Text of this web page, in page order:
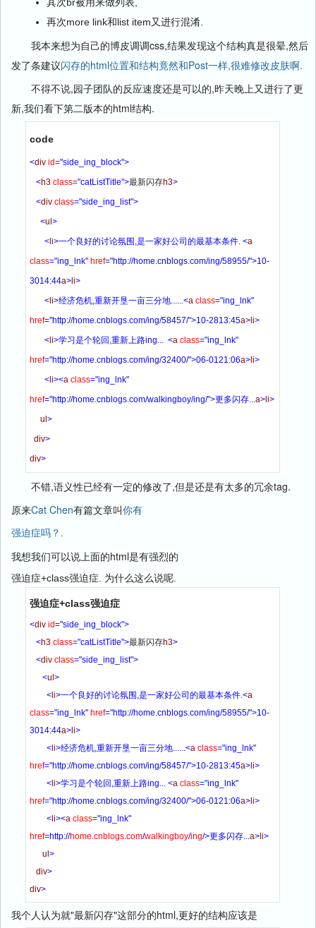
再次more link和list item又进行混淆.
我本来想为自己的博皮调调css,结果发现这个结构真是很晕,然后
发了条建议闪存的html位置和结构竟然和Post一样,很难修改皮肤啊.
不得不说,园子团队的反应速度还是可以的,昨天晚上又进行了更
新,我们看下第二版本的html结构.
code
<div id="side_ing_block">
<h3 class="catListTitle">最新闪存h3>
<div class="side_ing_list">
<ul >
< li>一个良好的讨论氛围,是一家好公司的最基本条件. <a
class="ing_lnk" href="http://home.cnblogs.com/ing/58955/">10-
3014:44a> li>
< li>经济危机,重新开垦一亩三分地......<a class="ing_lnk"
href="http://home.cnblogs.com/ing/58457/">10-2813:45a> li>
< li>学习是个轮回,重新上路ing... <a class="ing_lnk"
href="http://home.cnblogs.com/ing/32400/">06-0121:06a> li>
< li><a class="ing_lnk"
href="http://home.cnblogs.com/walkingboy/ing/">更多闪存...a> li>
ul >
div>
div>
不错,语义性已经有一定的修改了,但是还是有太多的冗余tag.
原来Cat Chen有篇文章叫你有
强迫症吗？
我想我们可以说上面的html是有强烈的
强迫症+class强迫症. 为什么这么说呢.
强迫症+class强迫症
<div id="side_ing_block">
<h3 class="catListTitle">最新闪存h3>
<div class="side_ing_list">
<ul >
< li>一个良好的讨论氛围,是一家好公司的最基本条件.<a
class="ing_lnk" href="http://home.cnblogs.com/ing/58955/">10-
3014:44a> li>
< li>经济危机,重新开垦一亩三分地......<a class="ing_lnk"
href="http://home.cnblogs.com/ing/58457/">10-2813:45a> li>
< li>学习是个轮回,重新上路ing... <a class="ing_lnk"
href="http://home.cnblogs.com/ing/32400/">06-0121:06a> li>
< li><a class="ing_lnk"
href=http://home.cnblogs.com/walkingboy/ing/>更多闪存...a> li>
ul >
div>
div>
我个人认为就"最新闪存"这部分的html,更好的结构应该是